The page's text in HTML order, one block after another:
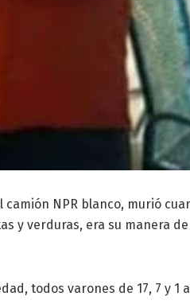
camión NPR blanco, murió
y verduras, era su manera
todos varones de 17, 7 y 1